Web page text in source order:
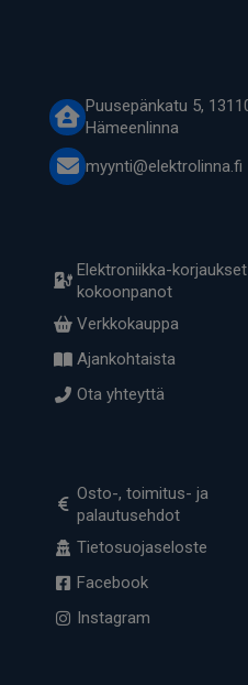
Puusepänkatu 5,
Hämeenlinna
myynti@elektrolinna.fi
Elektroniikka-
kokoonpanot
Verkkokauppa
Ajankohtaista
Ota yhteyttä
Osto-, toimitus- ja
palautusehdot
Tietosuojaseloste
Facebook
Instagram